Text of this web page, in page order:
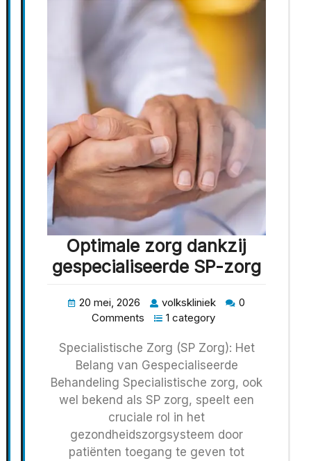
Optimale zorg dankzij
gespecialiseerde SP-zorg
20 mei, 2026 volkskliniek
0
Comments
1 category
Specialistische Zorg (SP Zorg): Het
Belang van Gespecialiseerde
Behandeling Specialistische zorg, ook
wel bekend als SP zorg, speelt een
cruciale rol in het
gezondheidszorgsysteem door
patiënten toegang te geven tot